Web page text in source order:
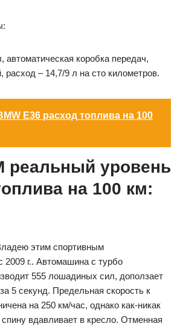
автоматическая коробка передач,
расход – 14,7/9 л на сто километров.
E36 расход топлива на 100
реальный уровень
на 100 км:
этим спортивным
2009 г.. Автомашина с турбо
555 лошадиных сил, доползает
5 секунд. Предельная скорость к
на 250 км/час, однако как-никак
спину вдавливает в кресло. Отменная